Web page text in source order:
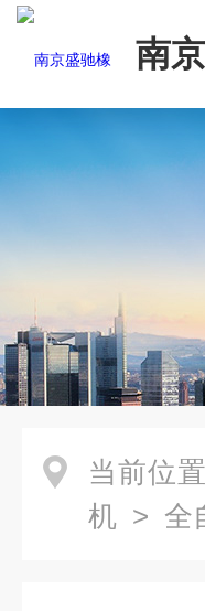
南
司
当前位置
机 > 全